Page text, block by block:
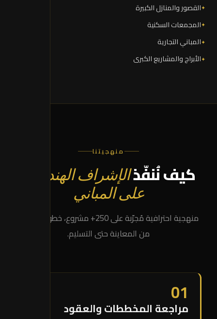
القصور والمنازل الكبيرة
المجمعات السكنية
المباني التجارية
الأبراج والمشاريع الكبرى
منهجيتنا
كيف نُنفّذالإشراف الهندسي
على المباني
منهجية احترافية مُجرّبة على 250+ مشروع، خطوة بخطوة
من المعاينة حتى التسليم.
01
مراجعة المخططات والعقود